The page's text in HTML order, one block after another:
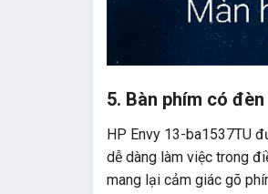
5. Bàn phím có
HP Envy 13-ba1537TU
dễ dàng làm việc trong
mang lại cảm giác gõ